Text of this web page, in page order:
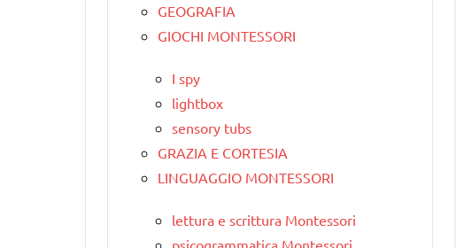
GEOGRAFIA
GIOCHI MONTESSORI
I spy
lightbox
sensory tubs
GRAZIA E CORTESIA
LINGUAGGIO MONTESSORI
lettura e scrittura Montessori
psicogrammatica Montessori